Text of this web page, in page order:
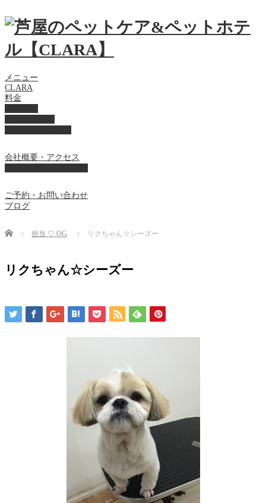
メニュー
CLARA
料金
会社概要・アクセス
ご予約・お問い合わせ
ブログ
Home 担当 ♡ OG リクちゃん☆シーズー
リクちゃん☆シーズー